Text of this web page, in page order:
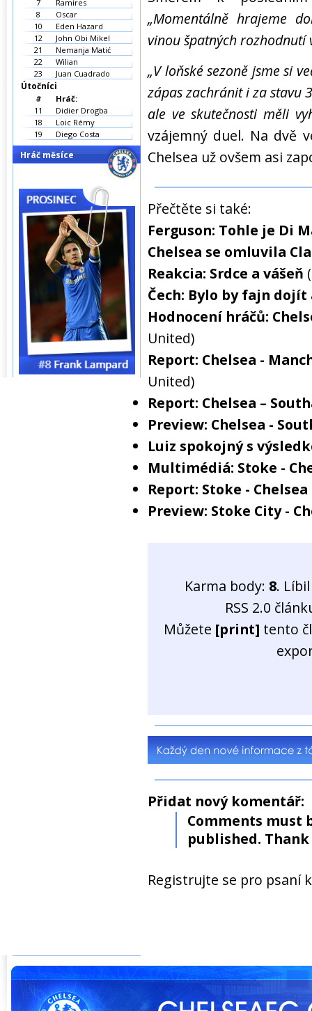
„Momentálně hrajeme
vinou špatných rozhodnutí
„V loňské sezoně jsme si
zápas zachránit i za stavu
ale ve skutečnosti měli
vzájemný duel. Na dvě
Chelsea už ovšem asi
Přečtěte si také:
Ferguson: Tohle je Di
Chelsea se omluvila
Reakcia: Srdce a vášeň
Čech: Bylo by fajn dojít
Hodnocení hráčů:
United)
Report: Chelsea -
United)
Report: Chelsea –
Preview: Chelsea -
Luiz spokojný s
Multimédiá: Stoke -
Report: Stoke - Chelsea
Preview: Stoke City -
Karma body: 8.
RSS 2.0
Můžete [print] tento
Přidat nový komentář:
Comments must
published. Thank
Registrujte se pro psaní
7
Ramires
8
Oscar
10
Eden Hazard
12
John Obi Mikel
21
Nemanja Matić
22
Wilian
23
Juan Cuadrado
Útočníci
#
Hráč:
11
Didier Drogba
18
Loic Rémy
19
Diego Costa
Hráč měsíce